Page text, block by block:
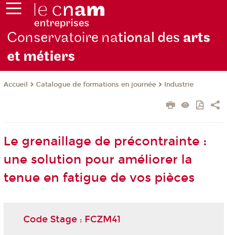
Conservatoire national des arts
et métiers
Accueil Catalogue de formations en journée Industrie
Le grenaillage de précontrainte :
une solution pour améliorer la
tenue en fatigue de vos pièces
Code Stage : FCZM41